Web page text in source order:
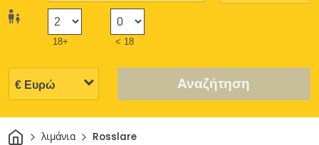
18+ < 18
Αναζήτηση
Σπίτιλιμάνια Rosslare